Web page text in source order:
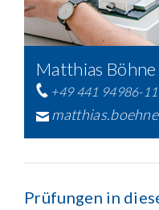
Matthias Böhne
+49 441 94986-11
Prüfungen in